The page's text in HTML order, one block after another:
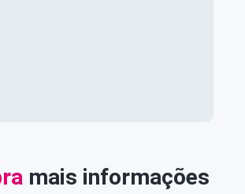
mais informações